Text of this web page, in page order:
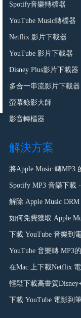
Spotify音樂轉檔器
YouTube Music轉檔器
Netflix 影片下載器
YouTube 影片下載器
Disney Plus影片下載器
多合一串流影片下載器
螢幕錄影大師
影音轉檔器
解決方案
將Apple Music 轉MP3
Spotify MP3 音樂下載
解除 Apple Music
如何免費獲取 Apple
下載 YouTube 音樂到
YouTube 音樂轉 MP3
在Mac 上下載Netflix
輕鬆下載高畫質
下載 YouTube 電影到